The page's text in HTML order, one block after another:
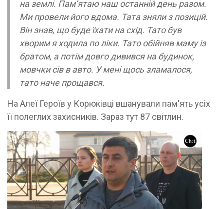
на землі. Пам’ятаю наш останній день разом.
Ми провели його вдома. Тата зняли з позицій.
Він знав, що буде їхати на схід. Тато був
хворим я ходила по ліки. Тато обійняв маму із
братом, а потім довго дивився на будинок,
мовчки сів в авто. У мені щось зламалося,
тато наче прощався.
На Алеї Героїв у Корюківці вшанували пам'ять усіх
її полеглих захисників. Зараз тут 87 світлин.